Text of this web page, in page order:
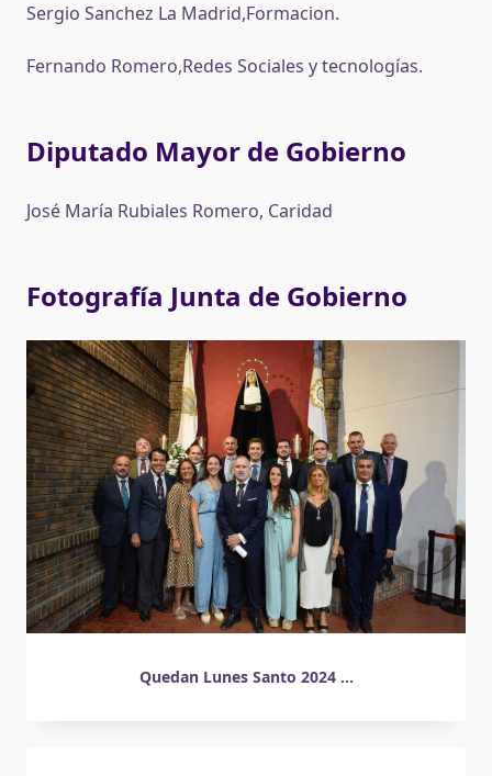
Sergio Sanchez La Madrid,Formacion.
Fernando Romero,Redes Sociales y tecnologías.
Diputado Mayor de Gobierno
José María Rubiales Romero, Caridad
Fotografía Junta de Gobierno
Quedan Lunes Santo 2024 ...